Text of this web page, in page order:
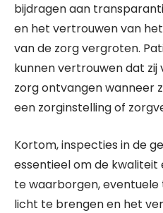
bijdragen aan
en het vertrouwen van
van de zorg vergroten.
kunnen vertrouwen dat zij
zorg ontvangen wanneer
een zorginstelling of
Kortom, inspecties in de
essentieel om de kwaliteit
te waarborgen,
licht te brengen en het